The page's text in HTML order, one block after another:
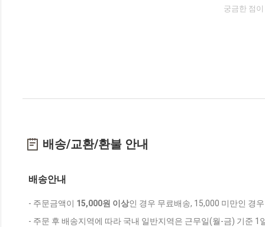
궁금한 점
배송/교환/환불 안내
배송안내
- 주문금액이 15,000원 이상인 경우 무료배송, 15,000 미만인 경
- 주문 후 배송지역에 따라 국내 일반지역은 근무일(월-금) 기준